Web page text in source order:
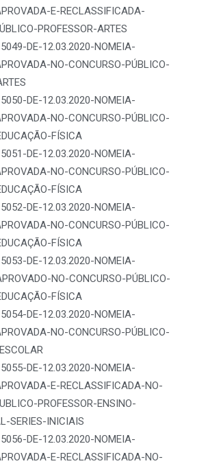
E-RECLASSIFICADA-
PROFESSOR-ARTES
DE-12.03.2020-NOMEIA-
NO-CONCURSO-PÚBLICO-
DE-12.03.2020-NOMEIA-
NO-CONCURSO-PÚBLICO-
FÍSICA
DE-12.03.2020-NOMEIA-
NO-CONCURSO-PÚBLICO-
FÍSICA
DE-12.03.2020-NOMEIA-
NO-CONCURSO-PÚBLICO-
FÍSICA
DE-12.03.2020-NOMEIA-
NO-CONCURSO-PÚBLICO-
FÍSICA
DE-12.03.2020-NOMEIA-
NO-CONCURSO-PÚBLICO-
DE-12.03.2020-NOMEIA-
E-RECLASSIFICADA-NO-
PROFESSOR-ENSINO-
SERIES-INICIAIS
DE-12.03.2020-NOMEIA-
E-RECLASSIFICADA-NO-